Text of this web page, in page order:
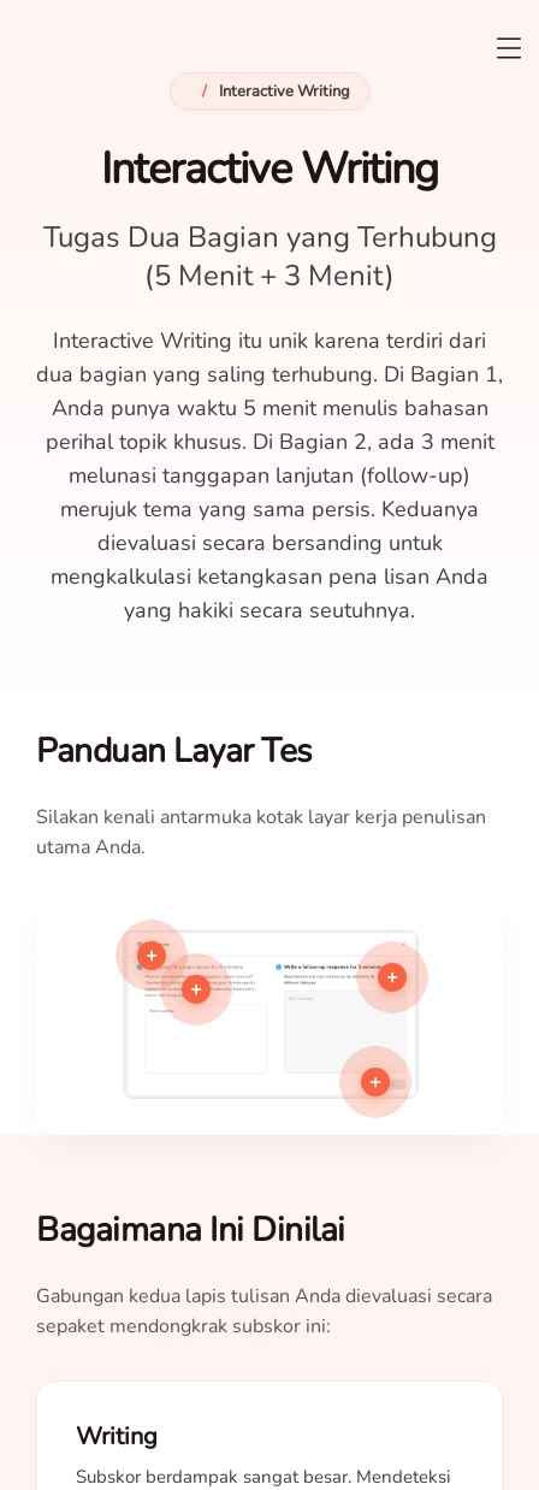
/ Interactive Writing
Interactive Writing
Tugas Dua Bagian yang Terhubung
(5 Menit + 3 Menit)
Interactive Writing itu unik karena terdiri dari
dua bagian yang saling terhubung. Di Bagian 1,
Anda punya waktu 5 menit menulis bahasan
perihal topik khusus. Di Bagian 2, ada 3 menit
melunasi tanggapan lanjutan (follow-up)
merujuk tema yang sama persis. Keduanya
dievaluasi secara bersanding untuk
mengkalkulasi ketangkasan pena lisan Anda
yang hakiki secara seutuhnya.
Panduan Layar Tes
Silakan kenali antarmuka kotak layar kerja penulisan
utama Anda.
+ +
+
+
Bagaimana Ini Dinilai
Gabungan kedua lapis tulisan Anda dievaluasi secara
sepaket mendongkrak subskor ini:
Writing
Subskor berdampak sangat besar. Mendeteksi